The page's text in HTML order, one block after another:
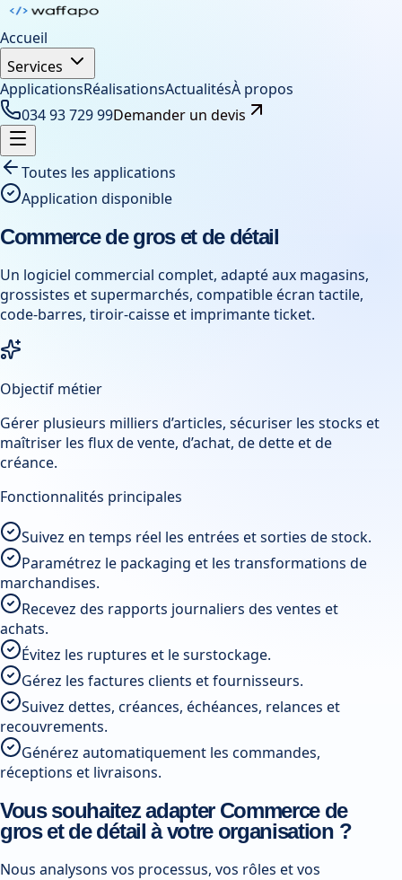
Accueil
Services
ApplicationsRéalisationsActualitésÀ propos
034 93 729 99Demander un devis
Toutes les applications
Application disponible
Commerce de gros et de détail
Un logiciel commercial complet, adapté aux magasins,
grossistes et supermarchés, compatible écran tactile,
code-barres, tiroir-caisse et imprimante ticket.
Objectif métier
Gérer plusieurs milliers d’articles, sécuriser les stocks et
maîtriser les flux de vente, d’achat, de dette et de
créance.
Fonctionnalités principales
Suivez en temps réel les entrées et sorties de stock.
Paramétrez le packaging et les transformations de
marchandises.
Recevez des rapports journaliers des ventes et
achats.
Évitez les ruptures et le surstockage.
Gérez les factures clients et fournisseurs.
Suivez dettes, créances, échéances, relances et
recouvrements.
Générez automatiquement les commandes,
réceptions et livraisons.
Vous souhaitez adapter Commerce de
gros et de détail à votre organisation ?
Nous analysons vos processus, vos rôles et vos